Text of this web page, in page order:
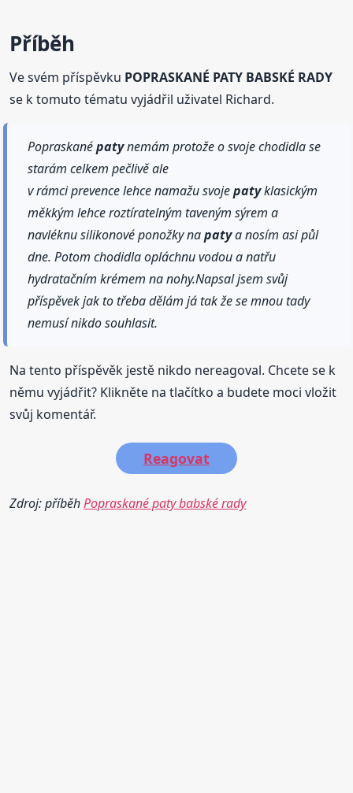
Příběh
Ve svém příspěvku POPRASKANÉ PATY BABSKÉ RADY
se k tomuto tématu vyjádřil uživatel Richard.
Popraskanépatynemám protože o svoje chodidla se
starám celkem pečlivě ale
v rámci prevence lehce namažu svojepatyklasickým
měkkým lehce roztíratelným taveným sýrem a
navléknu silikonové ponožky napatya nosím asi půl
dne. Potom chodidla opláchnu vodou a natřu
hydratačním krémem na nohy.Napsal jsem svůj
příspěvek jak to třeba dělám já tak že se mnou tady
nemusí nikdo souhlasit.
Na tento příspěvěk jestě nikdo nereagoval. Chcete se k
němu vyjádřit? Klikněte na tlačítko a budete moci vložit
svůj komentář.
Reagovat
Zdroj: příběhPopraskané paty babské rady